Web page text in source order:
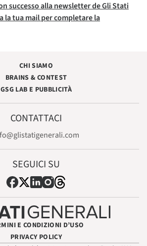
successo alla newsletter de Gli Stati
la tua mail per completare la
CHI SIAMO
BRAINS & CONTEST
GSG LAB E PUBBLICITÀ
CONTATTACI
SEGUICI SU
E CONDIZIONI D’USO
PRIVACY POLICY